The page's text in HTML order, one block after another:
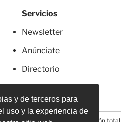
y de terceros para
uso y la experiencia de
Servicios
Newsletter
Anúnciate
Directorio